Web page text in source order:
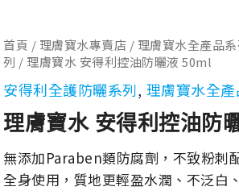
首頁 / 理膚寶水專賣店 / 理膚寶水全產品
列 / 理膚寶水 安得利控油防曬液 50ml
安得利全護防曬系列, 理膚寶水全
理膚寶水 安得利控油防
無添加Paraben類防腐劑，不致粉刺
全身使用，質地更輕盈水潤、不泛白
原
始
目
前
理
膚
寶
水
安
得
利